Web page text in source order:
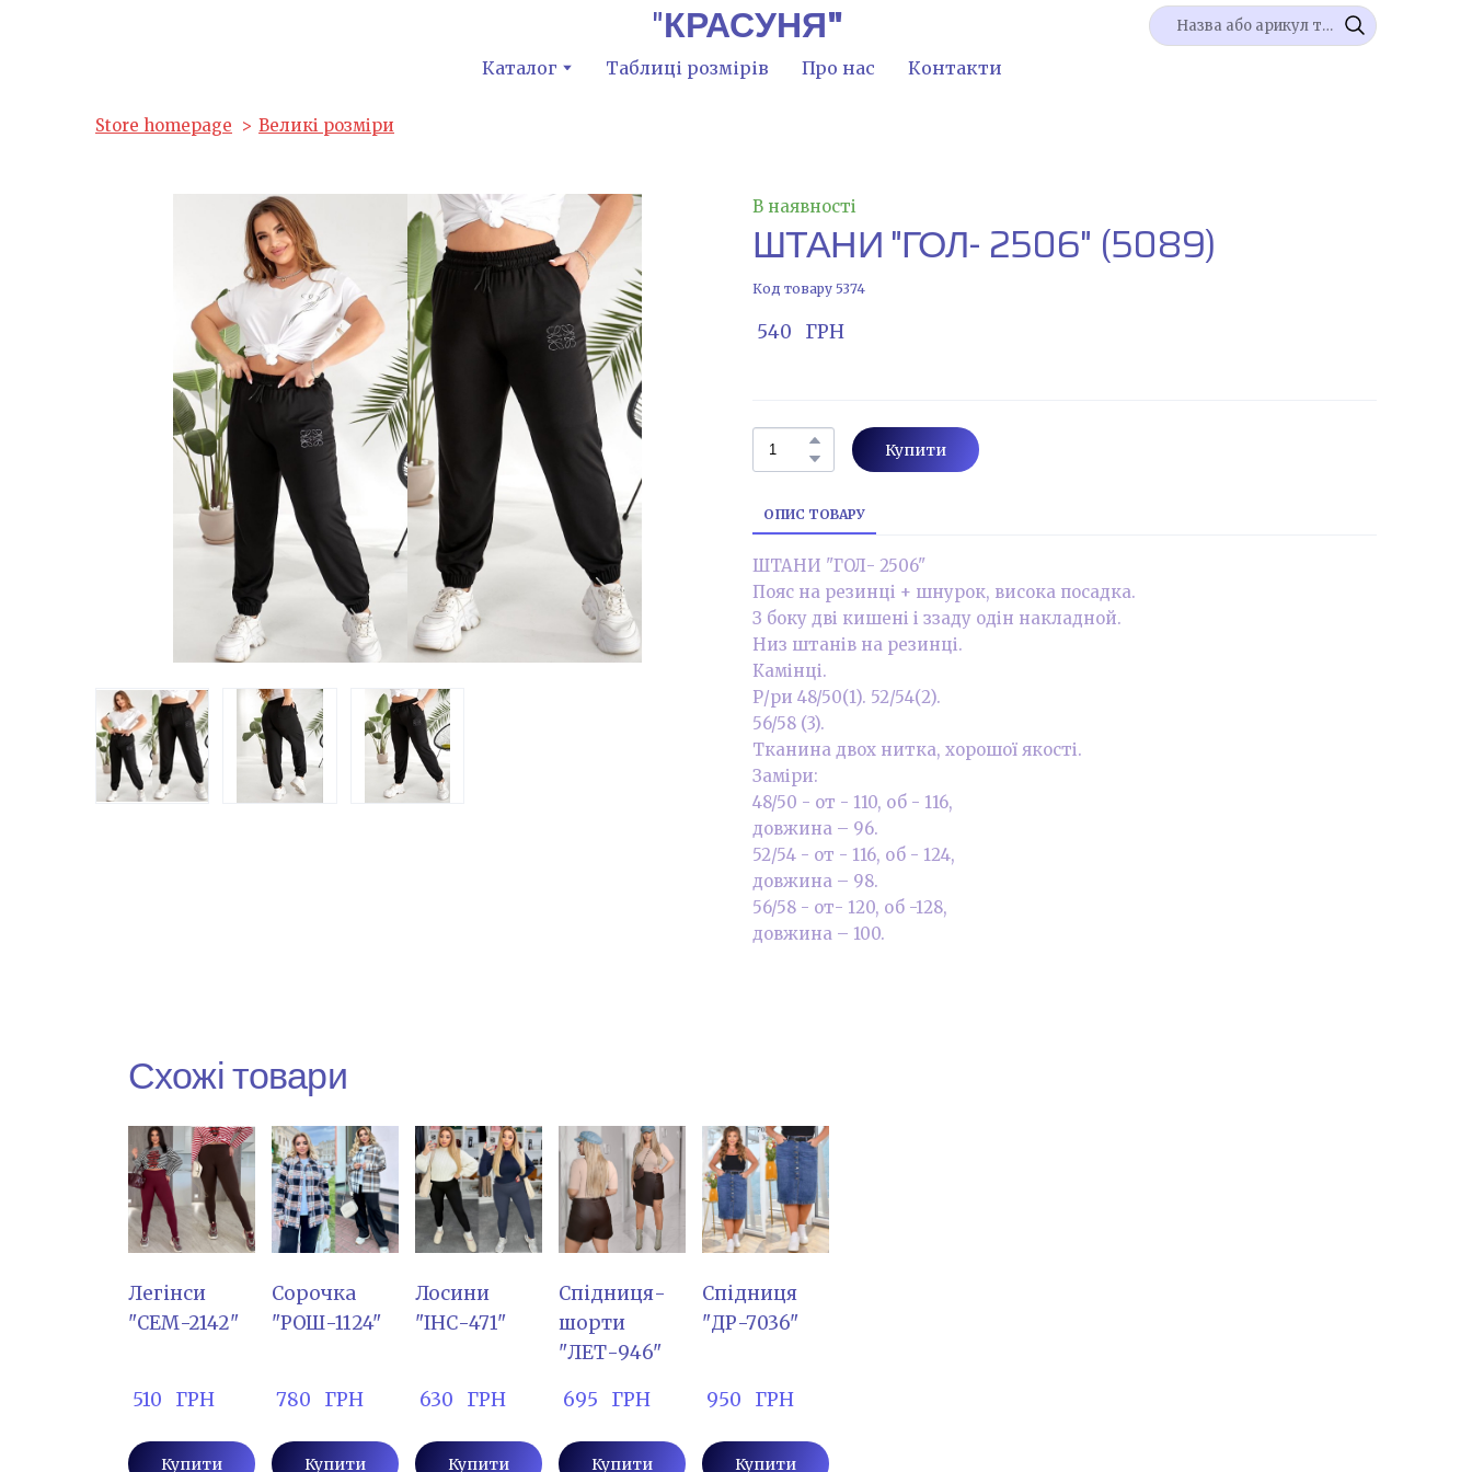
"КРАСУНЯ"
Каталог Таблиці розмірів Про нас Контакти
Store homepage Великі розміри
В наявності
ШТАНИ "ГОЛ- 2506" (5089)
Код товару 5374
540   ГРН
Купити
ОПИС ТОВАРУ
ШТАНИ "ГОЛ- 2506"
Пояс на резинці + шнурок, висока посадка.
З боку дві кишені і ззаду одін накладной.
Низ штанів на резинці.
Камінці.
Р/ри 48/50(1). 52/54(2).
56/58 (3).
Тканина двох нитка, хорошої якості.
Заміри:
48/50 - от - 110, об - 116,
довжина – 96.
52/54 - от - 116, об - 124,
довжина – 98.
56/58 - от- 120, об -128,
довжина – 100.
Схожі товари
Легінси
"СЕМ-2142"
510   ГРН
Купити
Сорочка
"РОШ-1124"
780   ГРН
Купити
Лосини
"ІНС-471"
630   ГРН
Купити
Спідниця-
шорти
"ЛЕТ-946"
695   ГРН
Купити
Спідниця
"ДР-7036"
950   ГРН
Купити